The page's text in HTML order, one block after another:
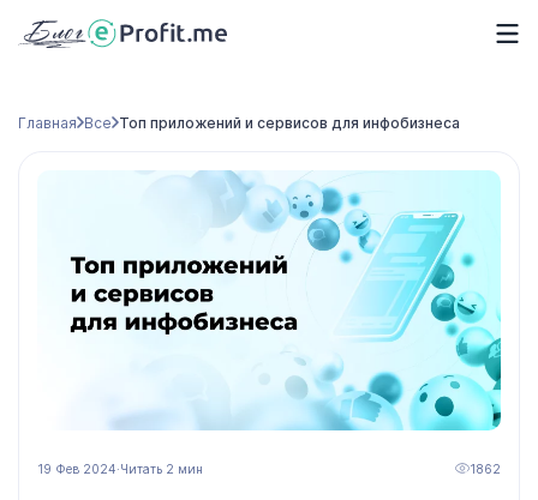
Главная Все Топ приложений и сервисов для инфобизнеса
19 Фев 2024·Читать 2 мин 1862